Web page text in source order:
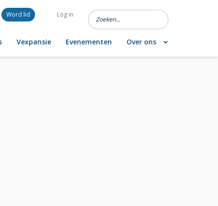
Word lid Log in
Vexpansie Evenementen Over ons